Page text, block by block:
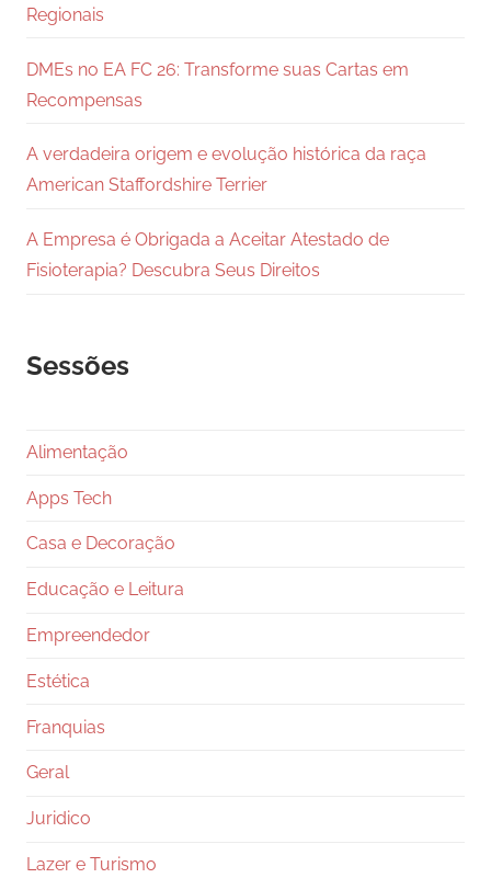
Regionais
DMEs no EA FC 26: Transforme suas Cartas em
Recompensas
A verdadeira origem e evolução histórica da raça
American Staffordshire Terrier
A Empresa é Obrigada a Aceitar Atestado de
Fisioterapia? Descubra Seus Direitos
Sessões
Alimentação
Apps Tech
Casa e Decoração
Educação e Leitura
Empreendedor
Estética
Franquias
Geral
Juridico
Lazer e Turismo